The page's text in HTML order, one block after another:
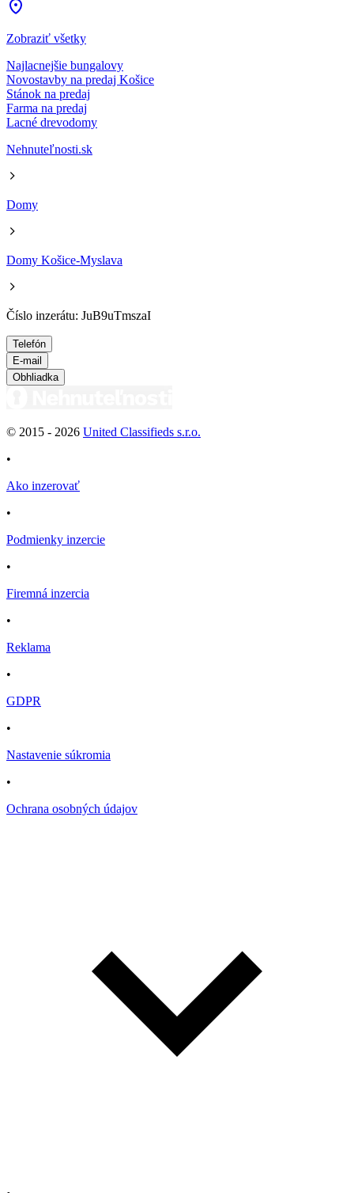
Zobraziť všetky
Najlacnejšie bungalovy
Novostavby na predaj Košice
Stánok na predaj
Farma na predaj
Lacné drevodomy
Nehnuteľnosti.sk
Domy
Domy Košice-Myslava
Číslo inzerátu: JuB9uTmszaI
Telefón
E-mail
Obhliadka
© 2015 - 2026 United Classifieds s.r.o.
•
Ako inzerovať
•
Podmienky inzercie
•
Firemná inzercia
•
Reklama
•
GDPR
•
Nastavenie súkromia
•
Ochrana osobných údajov